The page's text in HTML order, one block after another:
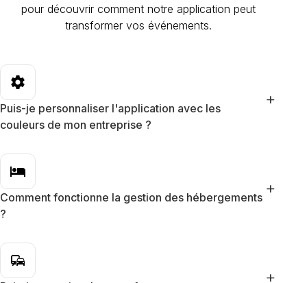
pour découvrir comment notre application peut
transformer vos événements.
settings
Puis-je personnaliser l'application avec les
couleurs de mon entreprise ?
+
hotel
Comment fonctionne la gestion des hébergements
?
+
commute
+